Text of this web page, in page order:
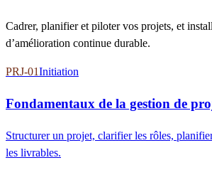
Cadrer, planifier et piloter vos projets, et
d’amélioration continue durable.
PRJ-01Initiation
Fondamentaux de la gestion de
Structurer un projet, clarifier les rôles,
les livrables.